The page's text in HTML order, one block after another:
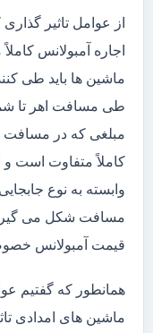
از عوامل تاثیر
اجاره آمبولانس
ماشین ها باید طی
طی مسافت اهر تا
مبلغی که در مسافت
کاملاً متفاوت است و
وابسته به نوع
مسافت شکل می
قیمت آمبولانس
همانطور که گفتیم
ماشین های امدادی